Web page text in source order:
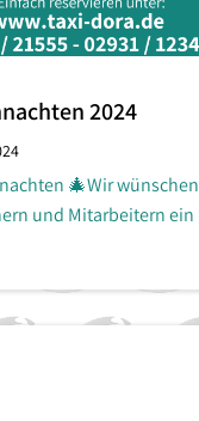
2024
🎄Wir
und Mitarbeitern